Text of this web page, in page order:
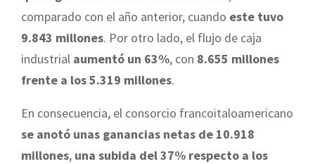
comparado con el año anterior, cuando este tuvo
9.843 millones. Por otro lado, el flujo de caja
industrial aumentó un 63%, con 8.655 millones
frente a los 5.319 millones.
En consecuencia, el consorcio francoitaloamericano
se anotó unas ganancias netas de 10.918
millones, una subida del 37% respecto a los